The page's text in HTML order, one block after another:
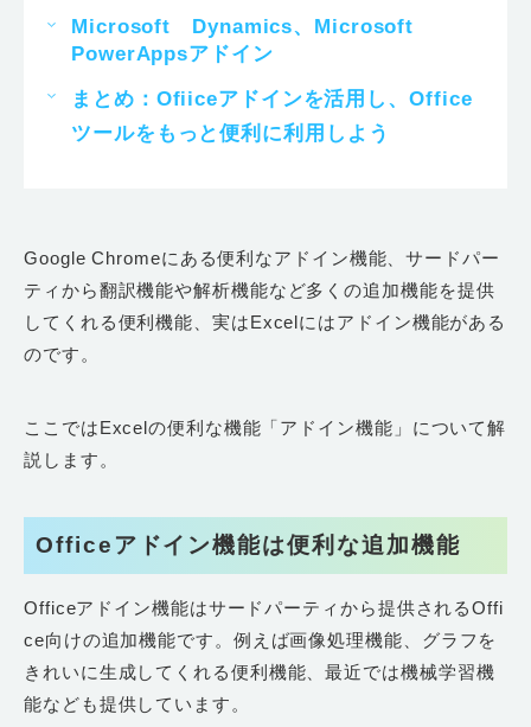
Microsoft Dynamics、Microsoft
PowerAppsアドイン
まとめ：Ofiiceアドインを活用し、Office
ツールをもっと便利に利用しよう
Google Chromeにある便利なアドイン機能、サードパー
ティから翻訳機能や解析機能など多くの追加機能を提供
してくれる便利機能、実はExcelにはアドイン機能がある
のです。
ここではExcelの便利な機能「アドイン機能」について解
説します。
Officeアドイン機能は便利な追加機能
Officeアドイン機能はサードパーティから提供されるOffi
ce向けの追加機能です。例えば画像処理機能、グラフを
きれいに生成してくれる便利機能、最近では機械学習機
能なども提供しています。